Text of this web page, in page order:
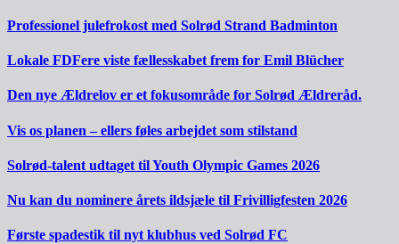
Professionel julefrokost med Solrød Strand Badminton
Lokale FDFere viste fællesskabet frem for Emil Blücher
Den nye Ældrelov er et fokusområde for Solrød Ældreråd.
Vis os planen – ellers føles arbejdet som stilstand
Solrød-talent udtaget til Youth Olympic Games 2026
Nu kan du nominere årets ildsjæle til Frivilligfesten 2026
Første spadestik til nyt klubhus ved Solrød FC